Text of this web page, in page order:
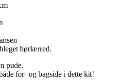
hørlærred.
pude.
for- og bagside i dette kit!